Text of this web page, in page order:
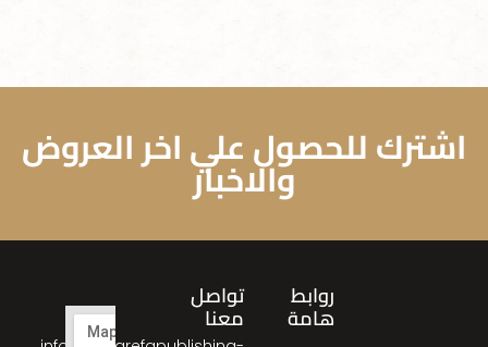
اشترك للحصول علي اخر العروض
والاخبار
روابط
هامة
تواصل
معنا